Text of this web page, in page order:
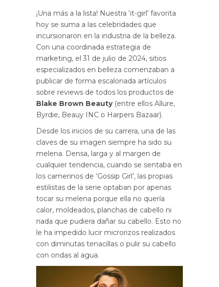
¡Una más a la lista! Nuestra ‘it-girl’ favorita
hoy se suma a las celebridades que
incursionaron en la industria de la belleza.
Con una coordinada estrategia de
marketing, el 31 de julio de 2024, sitios
especializados en belleza comenzaban a
publicar de forma escalonada artículos
sobre reviews de todos los productos de
Blake Brown Beauty(entre ellos Allure,
Byrdie, Beauy INC o Harpers Bazaar).
Desde los inicios de su carrera, una de las
claves de su imagen siempre ha sido su
melena. Densa, larga y al margen de
cualquier tendencia, cuando se sentaba en
los camerinos de ‘Gossip Girl’, las propias
estilistas de la serie optaban por apenas
tocar su melena porque ella no quería
calor, moldeados, planchas de cabello ni
nada que pudiera dañar su cabello. Esto no
le ha impedido lucir microrizos realizados
con diminutas tenacillas o pulir su cabello
con ondas al agua.